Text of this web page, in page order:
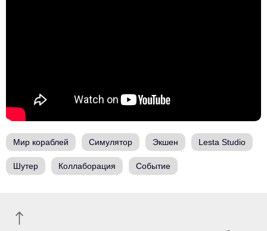
Мир кораблей Симулятор Экшен Lesta Studio
Шутер Коллаборация Событие